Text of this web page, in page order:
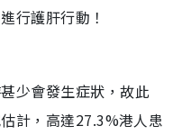
行護肝行動！
少會發生症狀，故此
計，高達27.3%港人患